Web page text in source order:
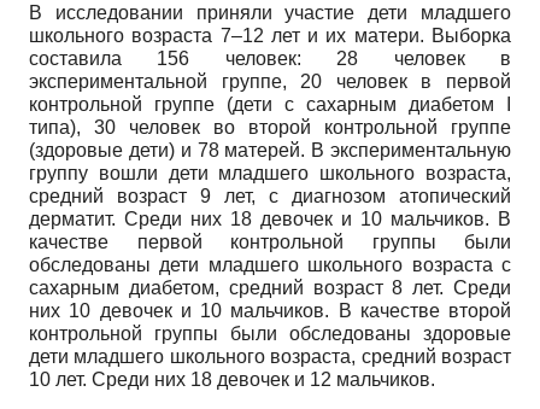
В исследовании приняли участие дети младшего
школьного возраста 7–12 лет и их матери. Выборка
составила 156 человек: 28 человек в
экспериментальной группе, 20 человек в первой
контрольной группе (дети с сахарным диабетом I
типа), 30 человек во второй контрольной группе
(здоровые дети) и 78 матерей. В экспериментальную
группу вошли дети младшего школьного возраста,
средний возраст 9 лет, с диагнозом атопический
дерматит. Среди них 18 девочек и 10 мальчиков. В
качестве первой контрольной группы были
обследованы дети младшего школьного возраста с
сахарным диабетом, средний возраст 8 лет. Среди
них 10 девочек и 10 мальчиков. В качестве второй
контрольной группы были обследованы здоровые
дети младшего школьного возраста, средний возраст
10 лет. Среди них 18 девочек и 12 мальчиков.